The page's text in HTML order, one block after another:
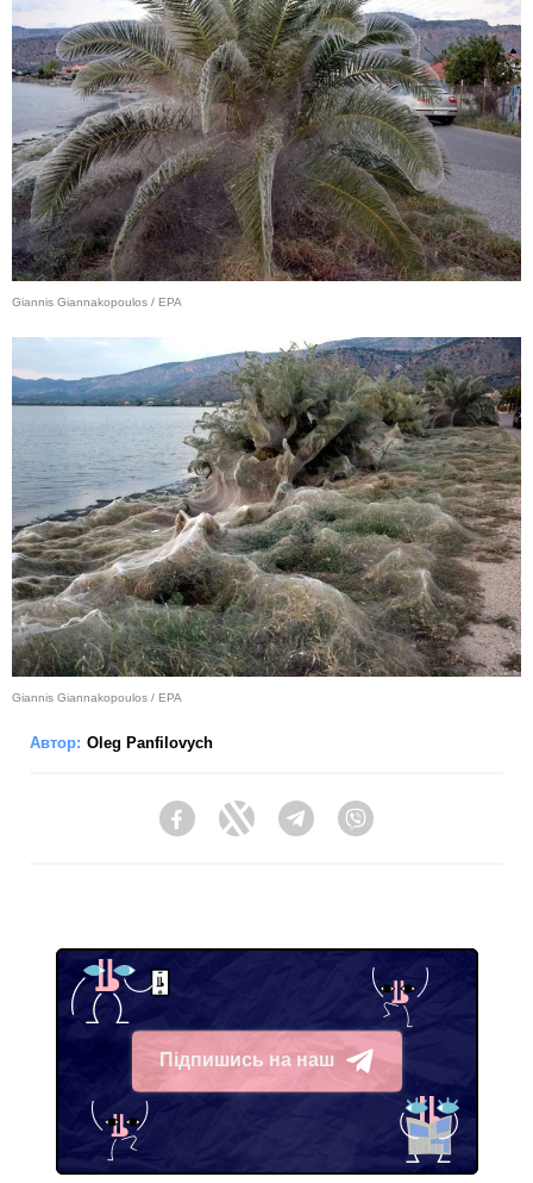
Giannis Giannakopoulos / EPA
Giannis Giannakopoulos / EPA
Автор: Oleg Panfilovych
FacebookTwitter Telegram
Підпишись на наш
Telegram